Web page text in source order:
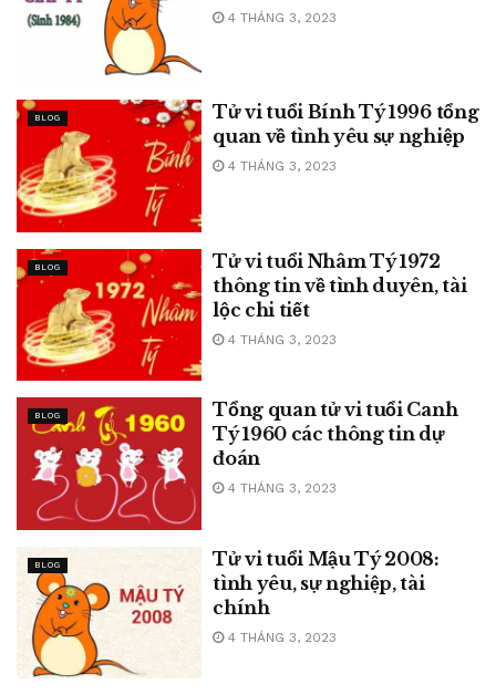
4 THÁNG 3, 2023
BLOG
Tử vi tuổi Bính Tý 1996 tổng
quan về tình yêu sự nghiệp
4 THÁNG 3, 2023
BLOG
Tử vi tuổi Nhâm Tý 1972
thông tin về tình duyên, tài
lộc chi tiết
4 THÁNG 3, 2023
BLOG
Tổng quan tử vi tuổi Canh
Tý 1960 các thông tin dự
đoán
4 THÁNG 3, 2023
BLOG
Tử vi tuổi Mậu Tý 2008:
tình yêu, sự nghiệp, tài
chính
4 THÁNG 3, 2023